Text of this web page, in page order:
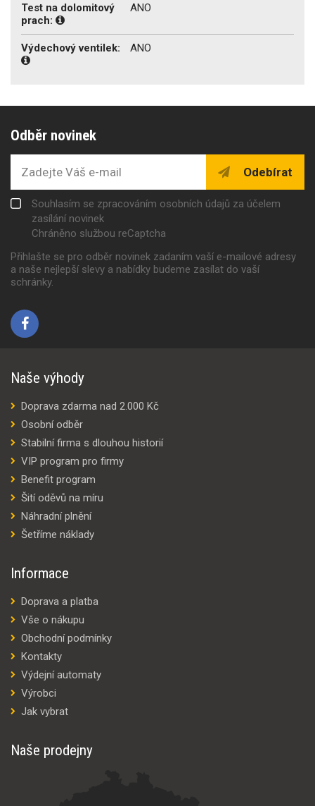
Test na dolomitový
prach:
ANO
Výdechový ventilek: ANO
Odběr novinek
Odebírat
Souhlasím se zpracováním osobních údajů za účelem
zasílání novinek
Chráněno službou reCaptcha
Přihlašte se pro odběr novinek zadaním vaší e-mailové adresy
a naše nejlepší slevy a nabídky budeme zasílat do vaší
schránky.
Naše výhody
Doprava zdarma nad 2.000 Kč
Osobní odběr
Stabilní firma s dlouhou historií
VIP program pro firmy
Benefit program
Šití oděvů na míru
Náhradní plnění
Šetříme náklady
Informace
Doprava a platba
Vše o nákupu
Obchodní podmínky
Kontakty
Výdejní automaty
Výrobci
Jak vybrat
Naše prodejny